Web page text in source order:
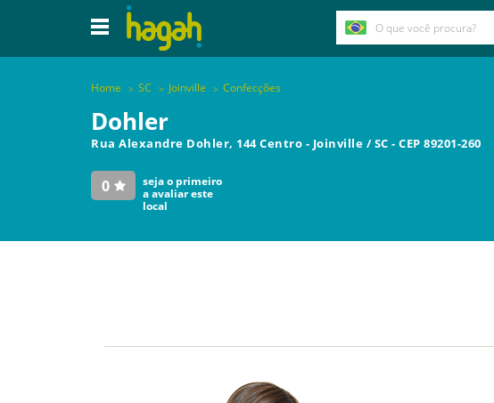
Home SC Joinville Confecções
Dohler
Rua Alexandre Dohler, 144 Centro - Joinville /SC - CEP 89201-260
0
seja o primeiro
a avaliar este
local